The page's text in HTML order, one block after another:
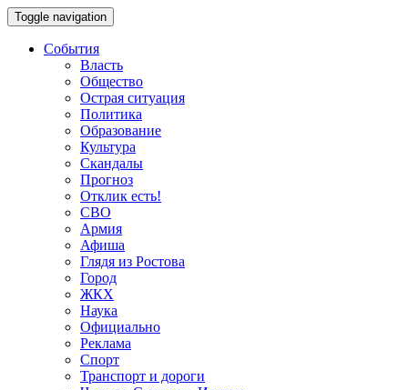
Toggle navigation
События
Власть
Общество
Острая ситуация
Политика
Образование
Культура
Скандалы
Прогноз
Отклик есть!
СВО
Армия
Афиша
Глядя из Ростова
Город
ЖКХ
Наука
Официально
Реклама
Спорт
Транспорт и дороги